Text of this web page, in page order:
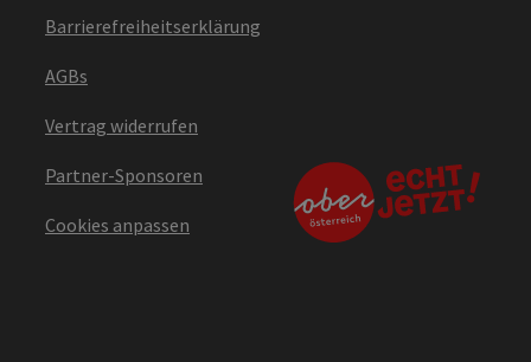
Barrierefreiheitserklärung
AGBs
Vertrag widerrufen
Partner-Sponsoren
Cookies anpassen